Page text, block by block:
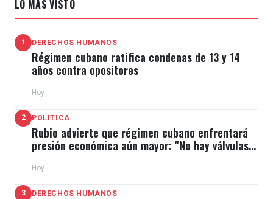
LO MÁS VISTO
1 DERECHOS HUMANOS
Régimen cubano ratifica condenas de 13 y 14
años contra opositores
Hoy
2 POLÍTICA
Rubio advierte que régimen cubano enfrentará
presión económica aún mayor: "No hay válvulas
Hoy
3 DERECHOS HUMANOS